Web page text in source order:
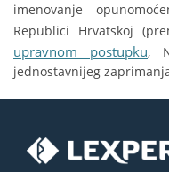
imenovanje
Republici Hrvatskoj
upravnom postupku,
jednostavnijeg